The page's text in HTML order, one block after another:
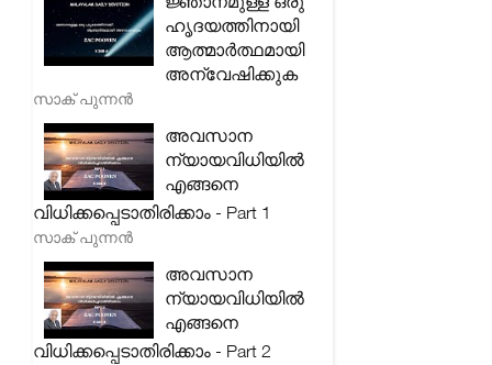
ഹൃദയത്തിനായി
ആത്മാർത്ഥമായി
അന്വേഷിക്കുക
സാക് പുന്നൻ
അവസാന
ന്യായവിധിയിൽ
എങ്ങനെ
വിധിക്കപ്പെടാതിരിക്കാം - Part 1
സാക് പുന്നൻ
അവസാന
ന്യായവിധിയിൽ
എങ്ങനെ
വിധിക്കപ്പെടാതിരിക്കാം - Part 2